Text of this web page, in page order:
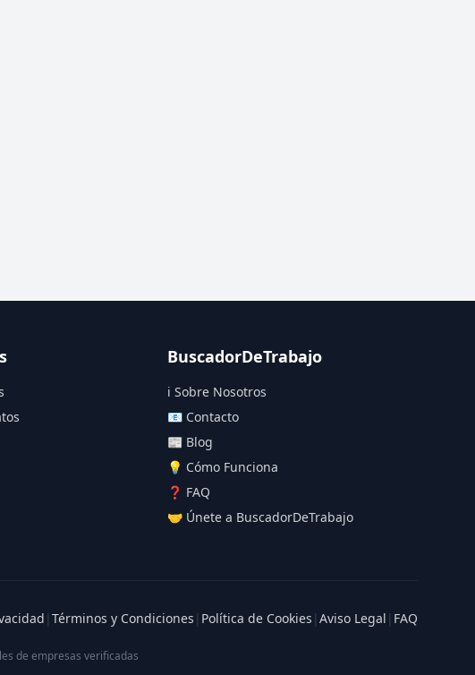
BuscadorDeTrabajo
ℹ️ Sobre Nosotros
📧 Contacto
📰 Blog
💡 Cómo Funciona
❓ FAQ
🤝 Únete a BuscadorDeTrabajo
| Términos y Condiciones | Política de Cookies | Aviso Legal | FAQ
de empresas verificadas